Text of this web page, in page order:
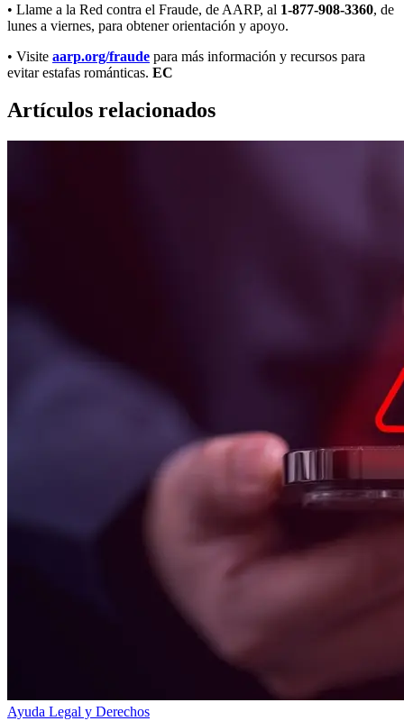
• Llame a la Red contra el Fraude, de AARP, al 1-877-908-3360, de
lunes a viernes, para obtener orientación y apoyo.
• Visite aarp.org/fraude para más información y recursos para
evitar estafas románticas. EC
Artículos relacionados
Ayuda Legal y Derechos